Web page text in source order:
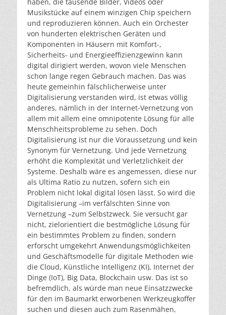
Musikstücke auf einem winzigen Chip speichern
und reproduzieren können. Auch ein Orchester
von hunderten elektrischen Geräten und
Komponenten in Häusern mit Komfort-,
Sicherheits- und Energieeffizienzgewinn kann
digital dirigiert werden, wovon viele Menschen
schon lange regen Gebrauch machen. Das was
heute gemeinhin fälschlicherweise unter
Digitalisierung verstanden wird, ist etwas völlig
anderes, nämlich in der Internet-Vernetzung von
allem mit allem eine omnipotente Lösung für alle
Menschheitsprobleme zu sehen. Doch
Digitalisierung ist nur die Voraussetzung und kein
Synonym für Vernetzung. Und jede Vernetzung
erhöht die Komplexität und Verletzlichkeit der
Systeme. Deshalb wäre es angemessen, diese nur
als Ultima Ratio zu nutzen, sofern sich ein
Problem nicht lokal digital lösen lässt. So wird die
Digitalisierung –im verfälschten Sinne von
Vernetzung –zum Selbstzweck. Sie versucht gar
nicht, zielorientiert die bestmögliche Lösung für
ein bestimmtes Problem zu finden, sondern
erforscht umgekehrt Anwendungsmöglichkeiten
und Geschäftsmodelle für digitale Methoden wie
die Cloud, Künstliche Intelligenz (KI), Internet der
Dinge (IoT), Big Data, Blockchain usw. Das ist so
befremdlich, als würde man neue Einsatzzwecke
für den im Baumarkt erworbenen Werkzeugkoffer
suchen und diesen auch zum Rasenmähen,